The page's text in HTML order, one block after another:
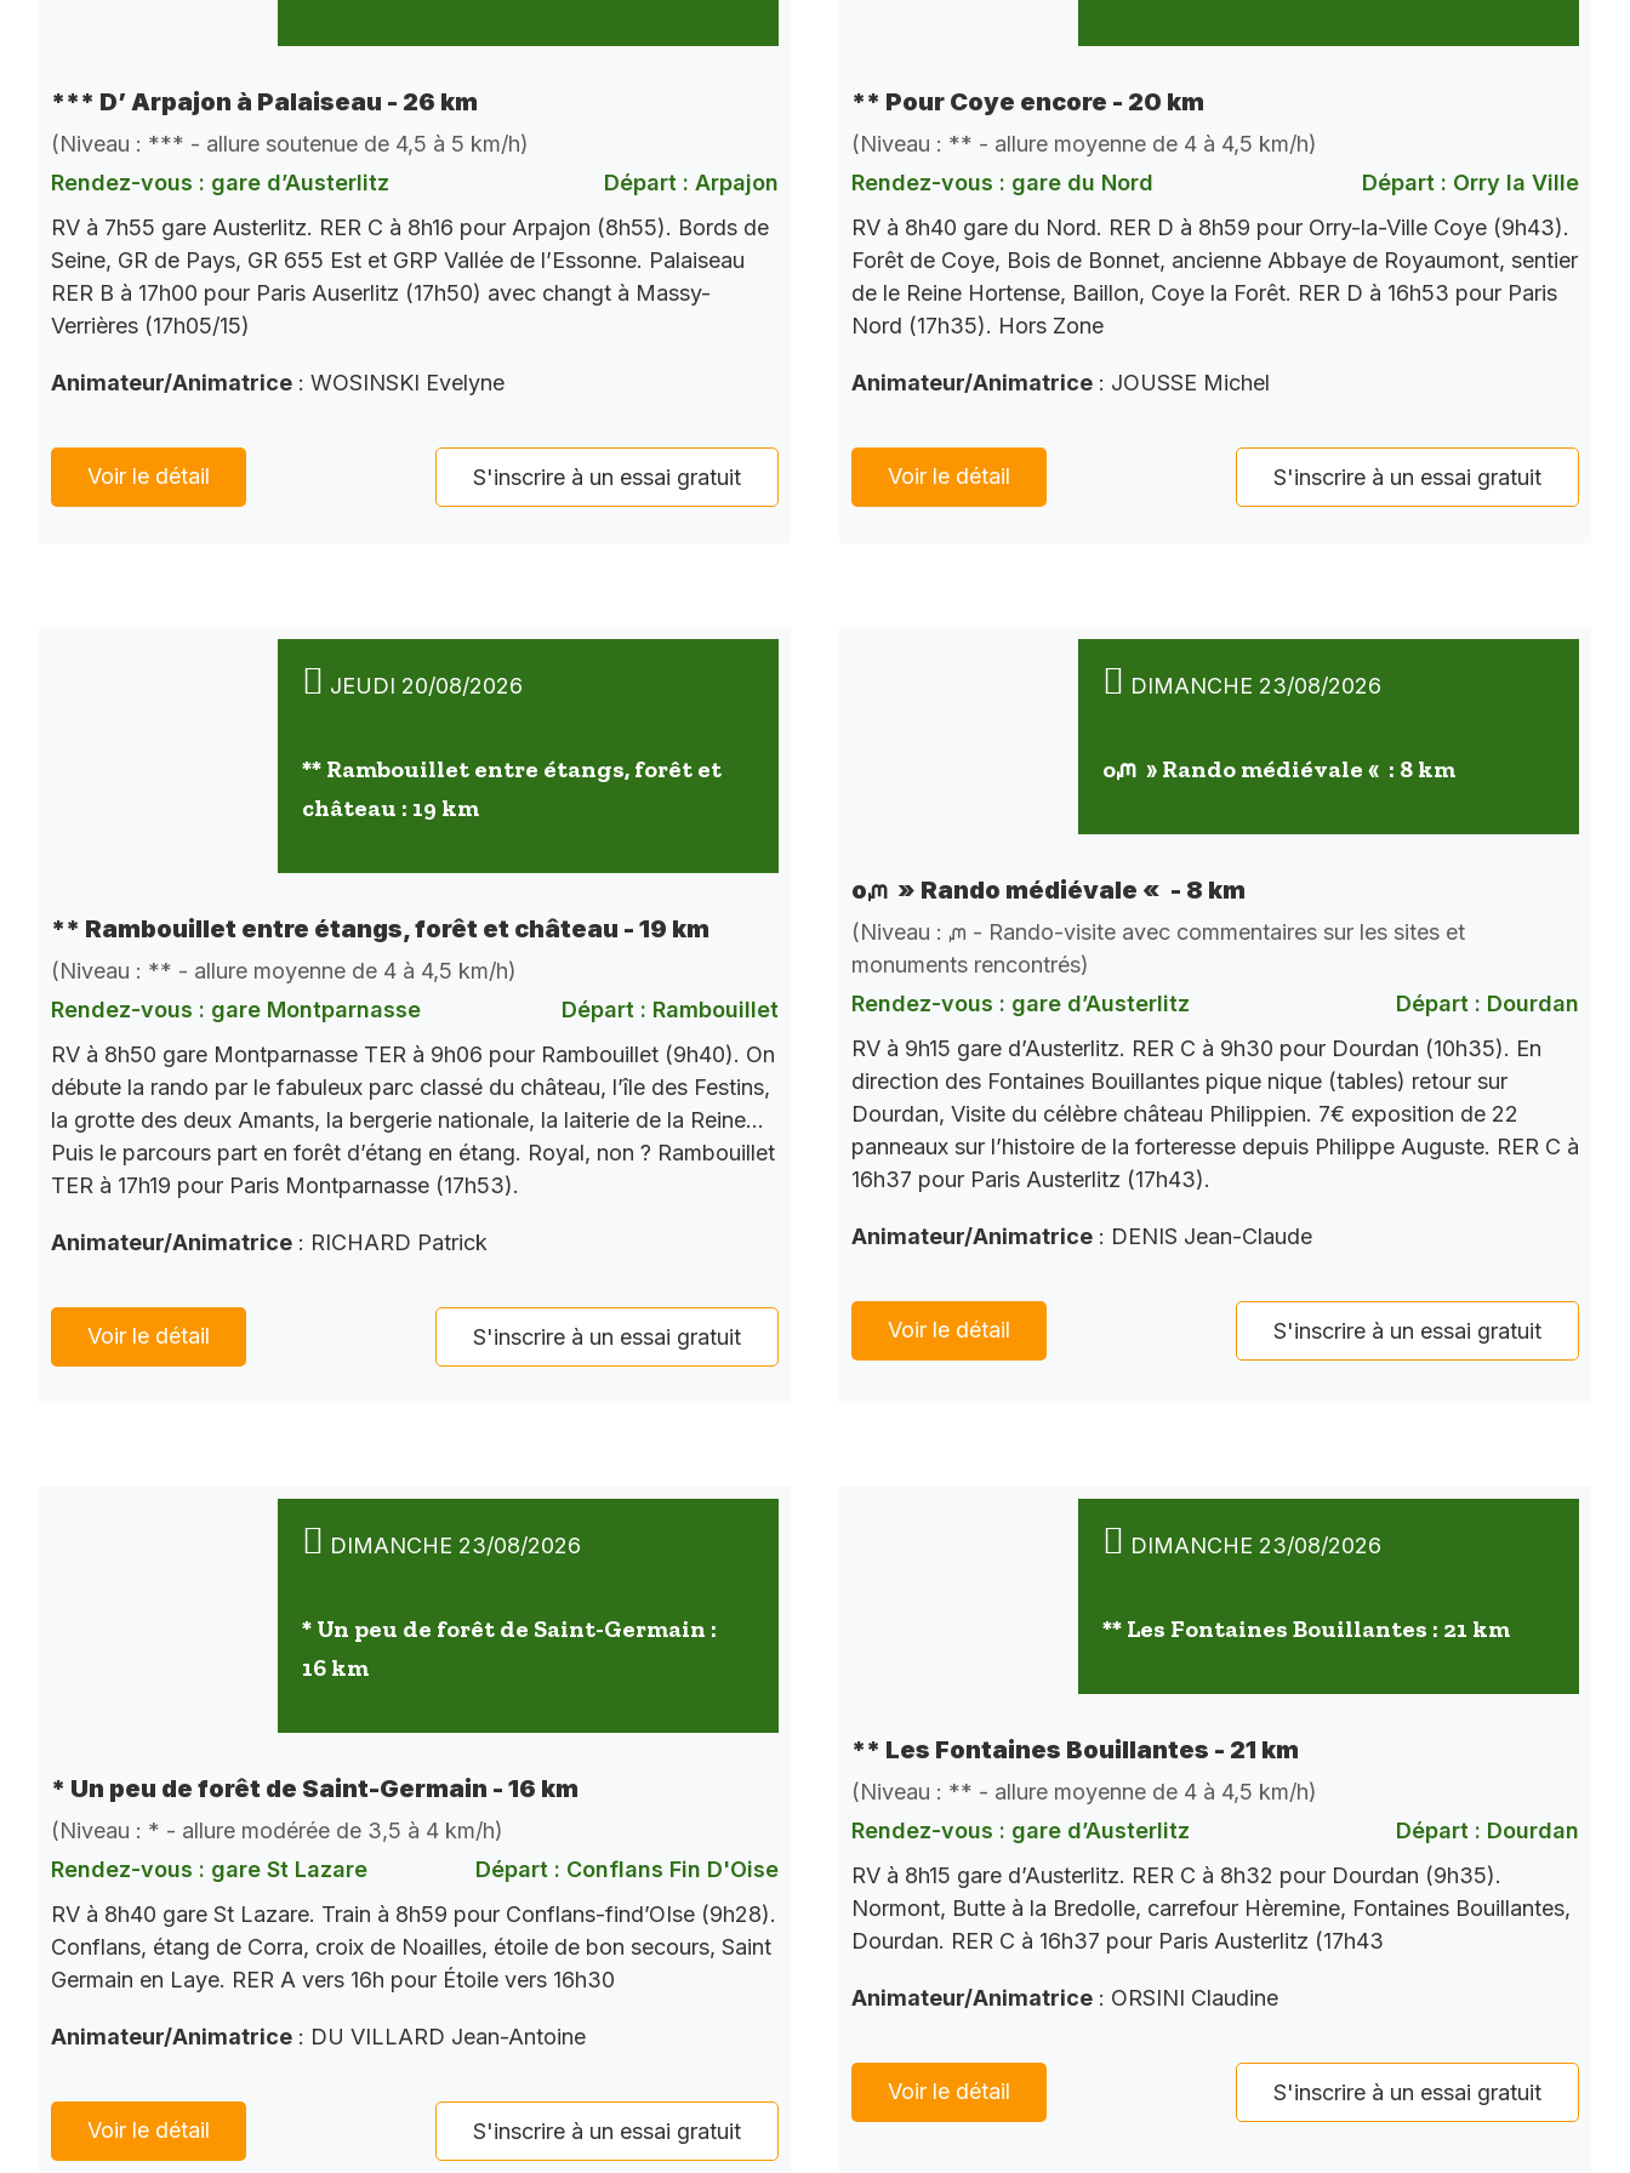
*** D’ Arpajon à Palaiseau - 26 km
(Niveau : *** - allure soutenue de 4,5 à 5 km/h)
Rendez-vous : gare d’Austerlitz
Départ : Arpajon
RV à 7h55 gare Austerlitz. RER C à 8h16 pour Arpajon (8h55). Bords de
Seine, GR de Pays, GR 655 Est et GRP Vallée de l’Essonne. Palaiseau
RER B à 17h00 pour Paris Auserlitz (17h50) avec changt à Massy-
Verrières (17h05/15)
Animateur/Animatrice : WOSINSKI Evelyne
Voir le détail S'inscrire à un essai gratuit
** Pour Coye encore - 20 km
(Niveau : ** - allure moyenne de 4 à 4,5 km/h)
Rendez-vous : gare du Nord
Départ : Orry la Ville
RV à 8h40 gare du Nord. RER D à 8h59 pour Orry-la-Ville Coye (9h43).
Forêt de Coye, Bois de Bonnet, ancienne Abbaye de Royaumont, sentier
de le Reine Hortense, Baillon, Coye la Forêt. RER D à 16h53 pour Paris
Nord (17h35). Hors Zone
Animateur/Animatrice : JOUSSE Michel
Voir le détail S'inscrire à un essai gratuit
JEUDI 20/08/2026
** Rambouillet entre étangs, forêt et
château : 19 km
** Rambouillet entre étangs, forêt et château - 19 km
(Niveau : ** - allure moyenne de 4 à 4,5 km/h)
Rendez-vous : gare Montparnasse
Départ : Rambouillet
RV à 8h50 gare Montparnasse TER à 9h06 pour Rambouillet (9h40). On
débute la rando par le fabuleux parc classé du château, l’île des Festins,
la grotte des deux Amants, la bergerie nationale, la laiterie de la Reine…
Puis le parcours part en forêt d’étang en étang. Royal, non ? Rambouillet
TER à 17h19 pour Paris Montparnasse (17h53).
Animateur/Animatrice : RICHARD Patrick
Voir le détail S'inscrire à un essai gratuit
DIMANCHE 23/08/2026
oᘻ » Rando médiévale « : 8 km
oᘻ » Rando médiévale « - 8 km
(Niveau : ᘻ - Rando-visite avec commentaires sur les sites et
monuments rencontrés)
Rendez-vous : gare d’Austerlitz
Départ : Dourdan
RV à 9h15 gare d’Austerlitz. RER C à 9h30 pour Dourdan (10h35). En
direction des Fontaines Bouillantes pique nique (tables) retour sur
Dourdan, Visite du célèbre château Philippien. 7€ exposition de 22
panneaux sur l’histoire de la forteresse depuis Philippe Auguste. RER C à
16h37 pour Paris Austerlitz (17h43).
Animateur/Animatrice : DENIS Jean-Claude
Voir le détail S'inscrire à un essai gratuit
DIMANCHE 23/08/2026
* Un peu de forêt de Saint-Germain :
16 km
* Un peu de forêt de Saint-Germain - 16 km
(Niveau : * - allure modérée de 3,5 à 4 km/h)
Rendez-vous : gare St Lazare
Départ : Conflans Fin D'Oise
RV à 8h40 gare St Lazare. Train à 8h59 pour Conflans-find’OIse (9h28).
Conflans, étang de Corra, croix de Noailles, étoile de bon secours, Saint
Germain en Laye. RER A vers 16h pour Étoile vers 16h30
Animateur/Animatrice : DU VILLARD Jean-Antoine
Voir le détail S'inscrire à un essai gratuit
DIMANCHE 23/08/2026
** Les Fontaines Bouillantes : 21 km
** Les Fontaines Bouillantes - 21 km
(Niveau : ** - allure moyenne de 4 à 4,5 km/h)
Rendez-vous : gare d’Austerlitz
Départ : Dourdan
RV à 8h15 gare d’Austerlitz. RER C à 8h32 pour Dourdan (9h35).
Normont, Butte à la Bredolle, carrefour Hèremine, Fontaines Bouillantes,
Dourdan. RER C à 16h37 pour Paris Austerlitz (17h43
Animateur/Animatrice : ORSINI Claudine
Voir le détail S'inscrire à un essai gratuit